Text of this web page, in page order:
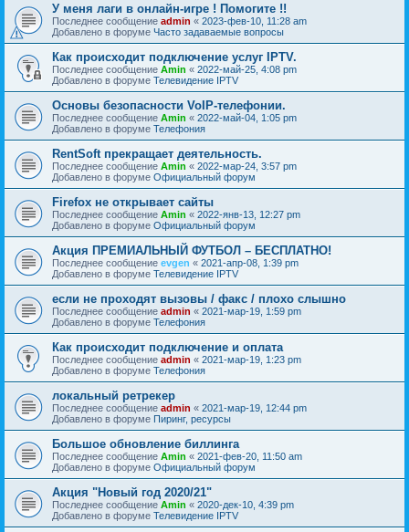
У меня лаги в онлайн-игре ! Помогите !!
Последнее сообщение admin « 2023-фев-10, 11:28 am
Добавлено в форуме Часто задаваемые вопросы
Как происходит подключение услуг IPTV.
Последнее сообщение Amin « 2022-май-25, 4:08 pm
Добавлено в форуме Телевидение IPTV
Основы безопасности VoIP-телефонии.
Последнее сообщение Amin « 2022-май-04, 1:05 pm
Добавлено в форуме Телефония
RentSoft прекращает деятельность.
Последнее сообщение Amin « 2022-мар-24, 3:57 pm
Добавлено в форуме Официальный форум
Firefox не открывает сайты
Последнее сообщение Amin « 2022-янв-13, 12:27 pm
Добавлено в форуме Официальный форум
Акция ПРЕМИАЛЬНЫЙ ФУТБОЛ – БЕСПЛАТНО!
Последнее сообщение evgen « 2021-апр-08, 1:39 pm
Добавлено в форуме Телевидение IPTV
если не проходят вызовы / факс / плохо слышно
Последнее сообщение admin « 2021-мар-19, 1:59 pm
Добавлено в форуме Телефония
Как происходит подключение и оплата
Последнее сообщение admin « 2021-мар-19, 1:23 pm
Добавлено в форуме Телефония
локальный ретрекер
Последнее сообщение admin « 2021-мар-19, 12:44 pm
Добавлено в форуме Пиринг, ресурсы
Большое обновление биллинга
Последнее сообщение Amin « 2021-фев-20, 11:50 am
Добавлено в форуме Официальный форум
Акция "Новый год 2020/21"
Последнее сообщение Amin « 2020-дек-10, 4:39 pm
Добавлено в форуме Телевидение IPTV